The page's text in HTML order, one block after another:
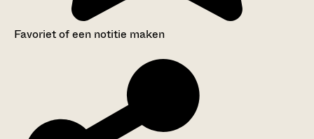
Favoriet of een notitie maken